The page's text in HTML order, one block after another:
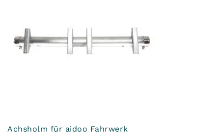
Achsholm für aidoo Fahrwerk